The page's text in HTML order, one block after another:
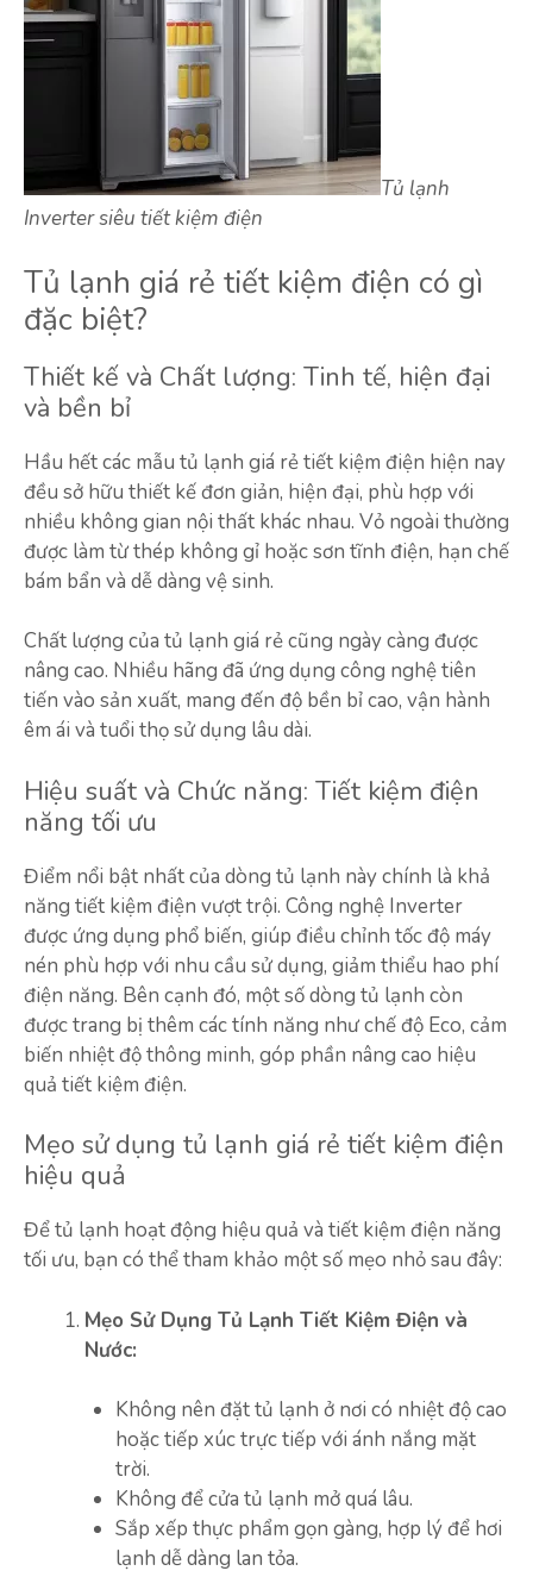
Tủ lạnh
Inverter siêu tiết kiệm điện
Tủ lạnh giá rẻ tiết kiệm điện có gì
đặc biệt?
Thiết kế và Chất lượng: Tinh tế, hiện đại
và bền bỉ
Hầu hết các mẫu tủ lạnh giá rẻ tiết kiệm điện hiện nay
đều sở hữu thiết kế đơn giản, hiện đại, phù hợp với
nhiều không gian nội thất khác nhau. Vỏ ngoài thường
được làm từ thép không gỉ hoặc sơn tĩnh điện, hạn chế
bám bẩn và dễ dàng vệ sinh.
Chất lượng của tủ lạnh giá rẻ cũng ngày càng được
nâng cao. Nhiều hãng đã ứng dụng công nghệ tiên
tiến vào sản xuất, mang đến độ bền bỉ cao, vận hành
êm ái và tuổi thọ sử dụng lâu dài.
Hiệu suất và Chức năng: Tiết kiệm điện
năng tối ưu
Điểm nổi bật nhất của dòng tủ lạnh này chính là khả
năng tiết kiệm điện vượt trội. Công nghệ Inverter
được ứng dụng phổ biến, giúp điều chỉnh tốc độ máy
nén phù hợp với nhu cầu sử dụng, giảm thiểu hao phí
điện năng. Bên cạnh đó, một số dòng tủ lạnh còn
được trang bị thêm các tính năng như chế độ Eco, cảm
biến nhiệt độ thông minh, góp phần nâng cao hiệu
quả tiết kiệm điện.
Mẹo sử dụng tủ lạnh giá rẻ tiết kiệm điện
hiệu quả
Để tủ lạnh hoạt động hiệu quả và tiết kiệm điện năng
tối ưu, bạn có thể tham khảo một số mẹo nhỏ sau đây:
Mẹo Sử Dụng Tủ Lạnh Tiết Kiệm Điện và
Nước:
Không nên đặt tủ lạnh ở nơi có nhiệt độ cao
hoặc tiếp xúc trực tiếp với ánh nắng mặt
trời.
Không để cửa tủ lạnh mở quá lâu.
Sắp xếp thực phẩm gọn gàng, hợp lý để hơi
lạnh dễ dàng lan tỏa.